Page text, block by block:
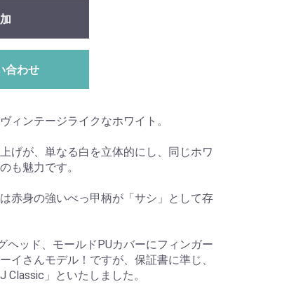
合わせ
ィンテージライクなホワイト。
げが、単なる白を立体的にし、同じホワ
も魅力です。
赤身の強いべっ甲柄が「サシ」として存
ヘッド、モールドPUカバーにフィンガー
イさんモデル！ですが、保証書に準じ、
Classic」といたしました。